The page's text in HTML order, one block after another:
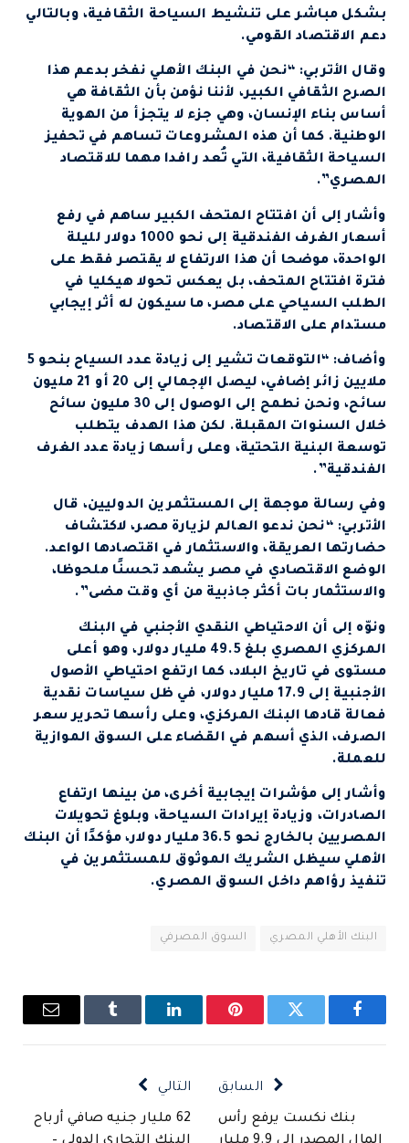
بشكل مباشر على تنشيط السياحة الثقافية، وبالتالي
دعم الاقتصاد القومي.
وقال الأتربي: “نحن في البنك الأهلي نفخر بدعم هذا
الصرح الثقافي الكبير، لأننا نؤمن بأن الثقافة هي
أساس بناء الإنسان، وهي جزء لا يتجزأ من الهوية
الوطنية. كما أن هذه المشروعات تساهم في تحفيز
السياحة الثقافية، التي تُعد رافدا مهما للاقتصاد
المصري”.
وأشار إلى أن افتتاح المتحف الكبير ساهم في رفع
أسعار الغرف الفندقية إلى نحو 1000 دولار لليلة
الواحدة، موضحا أن هذا الارتفاع لا يقتصر فقط على
فترة افتتاح المتحف، بل يعكس تحولا هيكليا في
الطلب السياحي على مصر، ما سيكون له أثر إيجابي
مستدام على الاقتصاد.
وأضاف: “التوقعات تشير إلى زيادة عدد السياح بنحو 5
ملايين زائر إضافي، ليصل الإجمالي إلى 20 أو 21 مليون
سائح، ونحن نطمح إلى الوصول إلى 30 مليون سائح
خلال السنوات المقبلة. لكن هذا الهدف يتطلب
توسعة البنية التحتية، وعلى رأسها زيادة عدد الغرف
الفندقية”.
وفي رسالة موجهة إلى المستثمرين الدوليين، قال
الأتربي: “نحن ندعو العالم لزيارة مصر، لاكتشاف
حضارتها العريقة، والاستثمار في اقتصادها الواعد.
الوضع الاقتصادي في مصر يشهد تحسنًا ملحوظا،
والاستثمار بات أكثر جاذبية من أي وقت مضى”.
ونوّه إلى أن الاحتياطي النقدي الأجنبي في البنك
المركزي المصري بلغ 49.5 مليار دولار، وهو أعلى
مستوى في تاريخ البلاد، كما ارتفع احتياطي الأصول
الأجنبية إلى 17.9 مليار دولار، في ظل سياسات نقدية
فعالة قادها البنك المركزي، وعلى رأسها تحرير سعر
الصرف، الذي أسهم في القضاء على السوق الموازية
للعملة.
وأشار إلى مؤشرات إيجابية أخرى، من بينها ارتفاع
الصادرات، وزيادة إيرادات السياحة، وبلوغ تحويلات
المصريين بالخارج نحو 36.5 مليار دولار، مؤكدًا أن البنك
الأهلي سيظل الشريك الموثوق للمستثمرين في
تنفيذ رؤاهم داخل السوق المصري.
البنك الأهلي المصري السوق المصرفي
فيسبوك تويتر بينتيريستلينكدإن Tumblr
البريد
السابق
بنك نكست يرفع رأس
التالي
62 مليار جنيه صافي أرباح